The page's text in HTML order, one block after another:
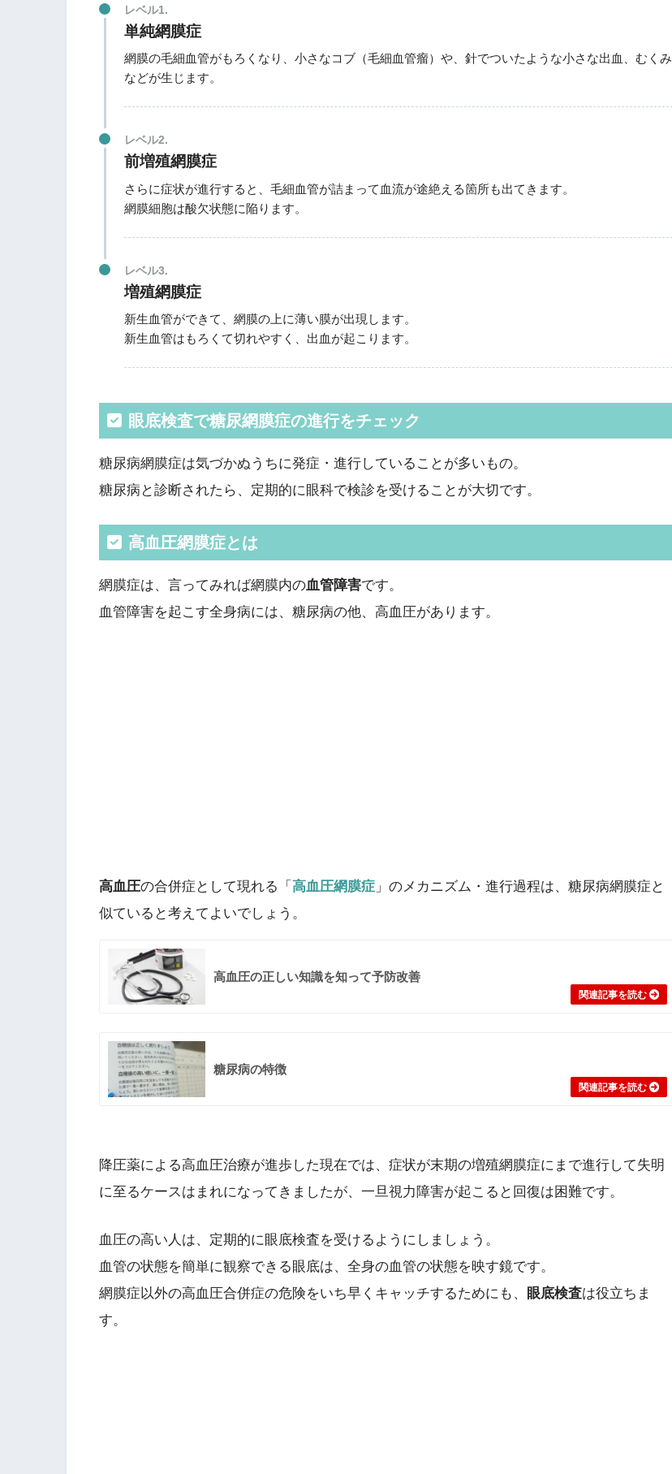
レベル1.
単純網膜症
網膜の毛細血管がもろくなり、小さなコブ（毛細血管瘤）や、針でついたような小さな出血、むくみ
などが生じます。
レベル2.
前増殖網膜症
さらに症状が進行すると、毛細血管が詰まって血流が途絶える箇所も出てきます。
網膜細胞は酸欠状態に陥ります。
レベル3.
増殖網膜症
新生血管ができて、網膜の上に薄い膜が出現します。
新生血管はもろくて切れやすく、出血が起こります。
眼底検査で糖尿網膜症の進行をチェック
糖尿病網膜症は気づかぬうちに発症・進行していることが多いもの。
糖尿病と診断されたら、 定期的に眼科で検診を受けることが大切です。
高血圧網膜症とは
網膜症は、言ってみれば網膜内の血管障害です。
血管障害を起こす全身病には、糖尿病の他、高血圧があります。
高血圧の合併症として現れる「 高血圧網膜症 」のメカニズム・進行過程は、糖尿病網膜症と
似ていると考えてよいでしょう。
高血圧の正しい知識を知って予防改善
糖尿病の特徴
降圧薬による高血圧治療が進歩した現在では、症状が末期の増殖網膜症にまで進行して失明
に至るケースはまれになってきましたが、 一旦視力障害が起こると回復は困難です。
血圧の高い人は、定期的に眼底検査を受けるようにしましょう。
血管の状態を簡単に観察できる眼底は、全身の血管の状態を映す鏡です。
網膜症以外の高血圧合併症の危険をいち早くキャッチするためにも、
眼底検査は役立ちま
す。